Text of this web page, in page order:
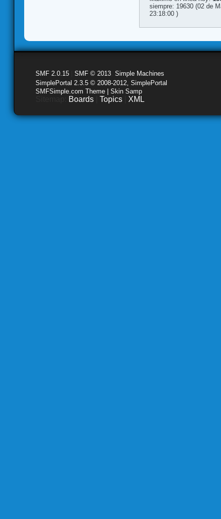
siempre: 19630 (02 de
23:18:00 )
SMF 2.0.15 SMF © 2013 Simple Machines
SimplePortal 2.3.5 © 2008-2012, SimplePortal
SMFSimple.com Theme | Skin Samp
Boards Topics XML